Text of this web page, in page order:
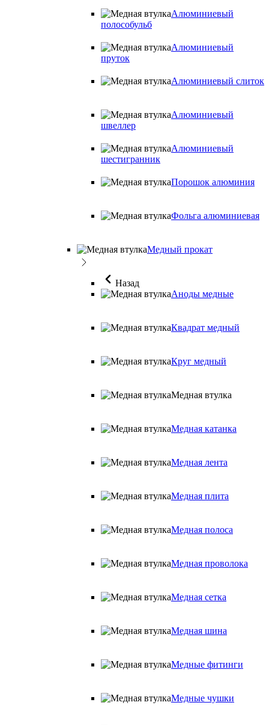
Алюминиевый
полособульб
Алюминиевый
пруток
Алюминиевый слиток
Алюминиевый
швеллер
Алюминиевый
шестигранник
Порошок алюминия
Фольга алюминиевая
Медный прокат
Назад
Аноды медные
Квадрат медный
Круг медный
Медная втулка
Медная катанка
Медная лента
Медная плита
Медная полоса
Медная проволока
Медная сетка
Медная шина
Медные фитинги
Медные чушки